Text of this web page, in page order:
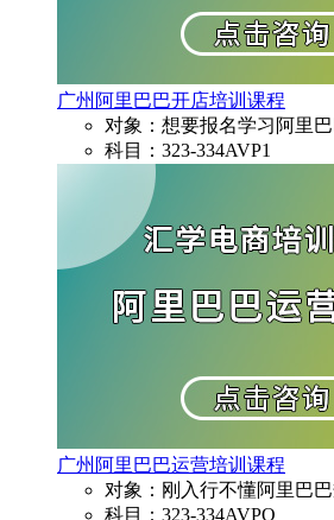
广州阿里巴巴开店培训课程
对象：想要报名学习阿里
科目：323-334AVP1
广州阿里巴巴运营培训课程
对象：刚入行不懂阿里巴巴
科目：323-334AVPQ